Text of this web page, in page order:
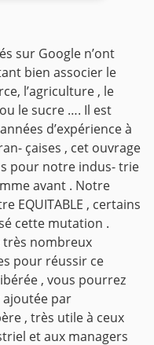
sur Google n’ont
bien associer le
l’agriculture , le
le sucre …. Il est
d’expérience à
çaises , cet ouvrage
pour notre indus- trie
avant . Notre
EQUITABLE , certains
cette mutation .
très nombreux
pour réussir ce
, vous pourrez
par
, très utile à ceux
et aux managers